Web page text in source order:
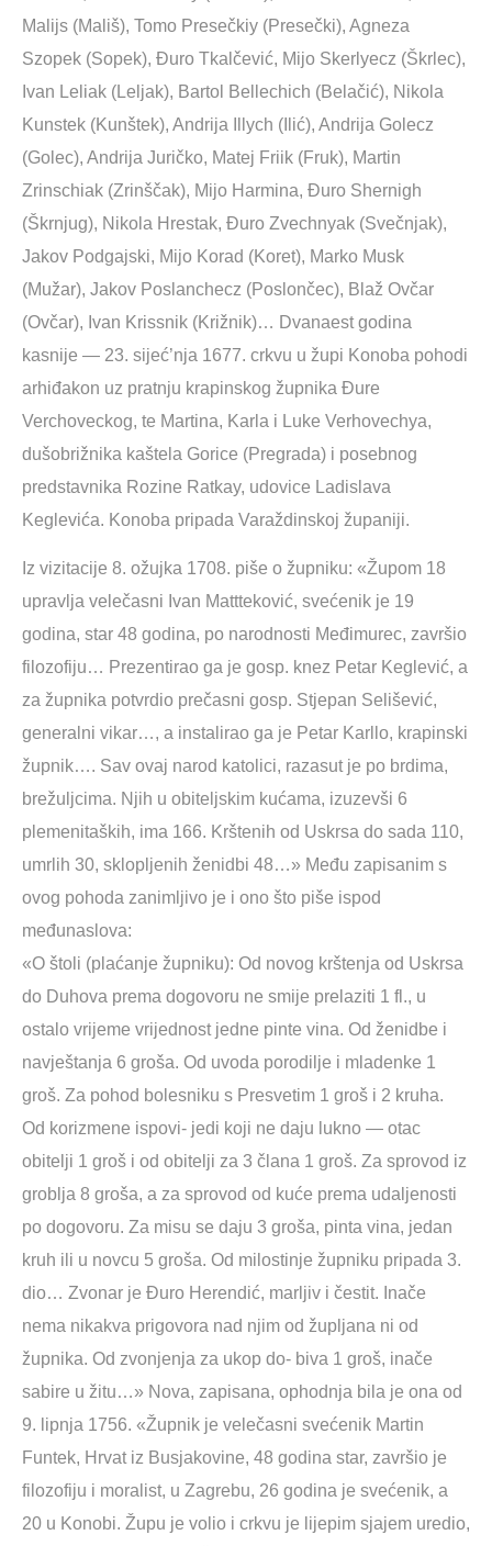
Malijs (Mališ), Tomo Presečkiy (Presečki), Agneza
Szopek (Sopek), Đuro Tkalčević, Mijo Skerlyecz (Škrlec),
Ivan Leliak (Leljak), Bartol Bellechich (Belačić), Nikola
Kunstek (Kunštek), Andrija Illych (Ilić), Andrija Golecz
(Golec), Andrija Juričko, Matej Friik (Fruk), Martin
Zrinschiak (Zrinščak), Mijo Harmina, Đuro Shernigh
(Škrnjug), Nikola Hrestak, Đuro Zvechnyak (Svečnjak),
Jakov Podgajski, Mijo Korad (Koret), Marko Musk
(Mužar), Jakov Poslanchecz (Poslončec), Blaž Ovčar
(Ovčar), Ivan Krissnik (Križnik)… Dvanaest godina
kasnije — 23. sijeć’nja 1677. crkvu u župi Konoba pohodi
arhiđakon uz pratnju krapinskog župnika Đure
Verchoveckog, te Martina, Karla i Luke Verhovechya,
dušobrižnika kaštela Gorice (Pregrada) i posebnog
predstavnika Rozine Ratkay, udovice Ladislava
Keglevića. Konoba pripada Varaždinskoj županiji.
Iz vizitacije 8. ožujka 1708. piše o župniku: «Župom 18
upravlja velečasni Ivan Mattteković, svećenik je 19
godina, star 48 godina, po narodnosti Međimurec, završio
filozofiju… Prezentirao ga je gosp. knez Petar Keglević, a
za župnika potvrdio prečasni gosp. Stjepan Selišević,
generalni vikar…, a instalirao ga je Petar Karllo, krapinski
župnik…. Sav ovaj narod katolici, razasut je po brdima,
brežuljcima. Njih u obiteljskim kućama, izuzevši 6
plemenitaških, ima 166. Krštenih od Uskrsa do sada 110,
umrlih 30, sklopljenih ženidbi 48…» Među zapisanim s
ovog pohoda zanimljivo je i ono što piše ispod
međunaslova:
«O štoli (plaćanje župniku): Od novog krštenja od Uskrsa
do Duhova prema dogovoru ne smije prelaziti 1 fl., u
ostalo vrijeme vrijednost jedne pinte vina. Od ženidbe i
navještanja 6 groša. Od uvoda porodilje i mladenke 1
groš. Za pohod bolesniku s Presvetim 1 groš i 2 kruha.
Od korizmene ispovi- jedi koji ne daju lukno — otac
obitelji 1 groš i od obitelji za 3 člana 1 groš. Za sprovod iz
groblja 8 groša, a za sprovod od kuće prema udaljenosti
po dogovoru. Za misu se daju 3 groša, pinta vina, jedan
kruh ili u novcu 5 groša. Od milostinje župniku pripada 3.
dio… Zvonar je Đuro Herendić, marljiv i čestit. Inače
nema nikakva prigovora nad njim od župljana ni od
župnika. Od zvonjenja za ukop do- biva 1 groš, inače
sabire u žitu…» Nova, zapisana, ophodnja bila je ona od
9. lipnja 1756. «Župnik je velečasni svećenik Martin
Funtek, Hrvat iz Busjakovine, 48 godina star, završio je
filozofiju i moralist, u Zagrebu, 26 godina je svećenik, a
20 u Konobi. Župu je volio i crkvu je lijepim sjajem uredio,